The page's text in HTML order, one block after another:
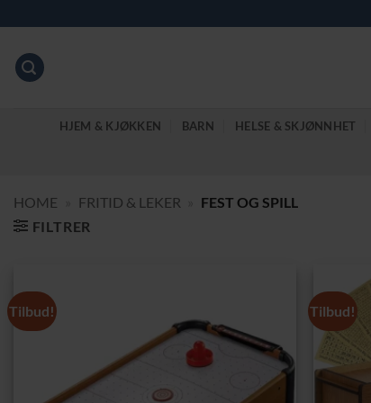
to
content
HJEM & KJØKKEN BARN HELSE & SKJØNNHET
HOME FRITID & LEKER
FEST OG SPILL
FILTRER
Tilbud! Tilbud!